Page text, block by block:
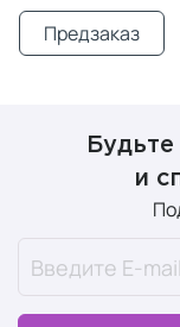
Предзаказ
и